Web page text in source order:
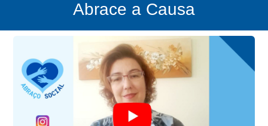
Abrace a Causa